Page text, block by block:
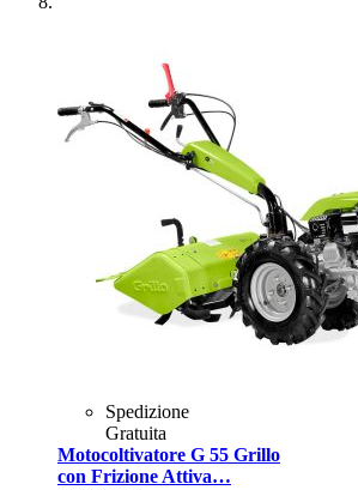
Spedizione
Gratuita
Motocoltivatore G 55 Grillo
con Frizione Attiva…